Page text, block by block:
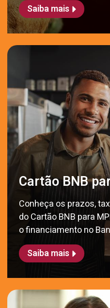
Saiba mais
Cartão BNB
Conheça os prazos,
do Cartão BNB para
o financiamento no
Saiba mais